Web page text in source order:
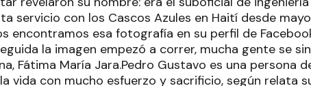
servicio con los Cascos Azules en Haití desde
encontramos esa fotografía en su perfil de
la imagen empezó a correr, mucha gente se
Fátima María Jara.Pedro Gustavo es una persona
vida con mucho esfuerzo y sacrificio, según relata